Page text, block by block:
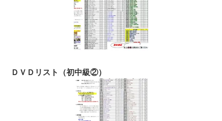
ＤＶＤリスト（初中級②）